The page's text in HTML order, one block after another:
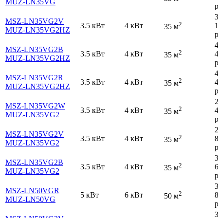
MUZ-LN35VG
MSZ-LN35VG2V
MUZ-LN35VG2HZ
3.5 кВт 4 кВт 35 м2
MSZ-LN35VG2B
MUZ-LN35VG2HZ
3.5 кВт 4 кВт 35 м2
MSZ-LN35VG2R
MUZ-LN35VG2HZ
3.5 кВт 4 кВт 35 м2
MSZ-LN35VG2W
MUZ-LN35VG2
3.5 кВт 4 кВт 35 м2
MSZ-LN35VG2V
MUZ-LN35VG2
3.5 кВт 4 кВт 35 м2
MSZ-LN35VG2B
MUZ-LN35VG2
3.5 кВт 4 кВт 35 м2
MSZ-LN50VGR
MUZ-LN50VG
5 кВт 6 кВт 50 м2